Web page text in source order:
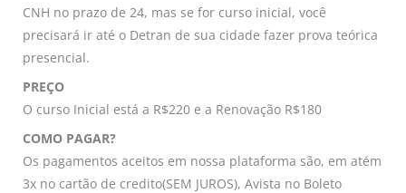
CNH no prazo de 24, mas se for curso inicial, você
precisará ir até o Detran de sua cidade fazer prova teórica
presencial.
PREÇO
O curso Inicial está a R$220 e a Renovação R$180
COMO PAGAR?
Os pagamentos aceitos em nossa plataforma são, em atém
3x no cartão de credito(SEM JUROS), Avista no Boleto